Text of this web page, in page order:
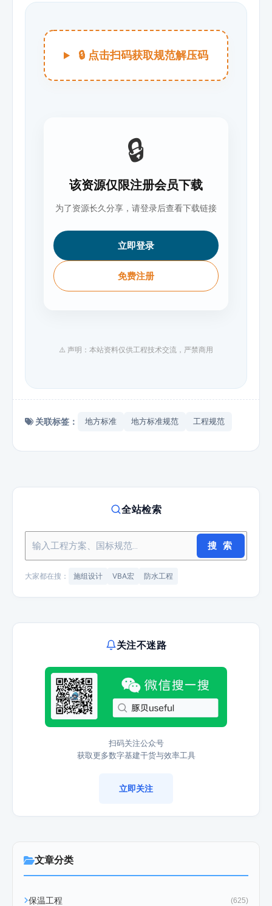
🔒 点击扫码获取规范解压码
🔒
该资源仅限注册会员下载
为了资源长久分享，请登录后查看下载链接
立即登录
免费注册
⚠️ 声明：本站资料仅供工程技术交流，严禁商用
关联标签： 地方标准 地方标准规范 工程规范
全站检索
搜 索
大家都在搜： 施组设计 VBA宏 防水工程
关注不迷路
扫码关注公众号
获取更多数字基建干货与效率工具
立即关注
文章分类
保温工程 (625)